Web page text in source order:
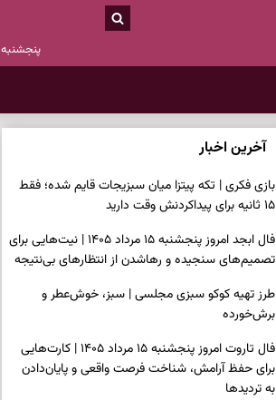
پنجشنبه ۱۵ مرداد ۱۴۰۵
آخرین اخبار
بازی فکری | تکه پیتزا میان سبزیجات قایم شده؛ فقط
۱۵ ثانیه برای پیداکردنش وقت دارید
فال ابجد امروز پنجشنبه ۱۵ مرداد ۱۴۰۵ | نیت‌هایی برای
تصمیم‌های سنجیده و رهاشدن از انتظارهای بی‌نتیجه
طرز تهیه کوکو سبزی مجلسی | سبز، خوش‌عطر و
برش‌خورده
فال تاروت امروز پنجشنبه ۱۵ مرداد ۱۴۰۵ | کارت‌هایی
برای حفظ آرامش، شناخت فرصت واقعی و پایان‌دادن
به تردیدها